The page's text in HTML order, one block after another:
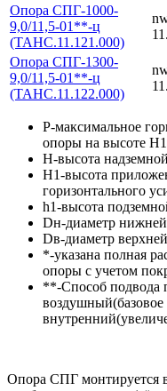
Опора СПГ-1000-
9,0/11,5-01**-ц
(ТАНС.11.121.000)
Опора СПГ-1300-
9,0/11,5-01**-ц
(ТАНС.11.122.000)
Р-максимальное
опоры на высоте Н1
Н-высота
Н1-высота
горизонтального
h1-высота
Dн-диаметр
Dв-диаметр
*-указана полная
опоры с учетом
**-Способ подвода
Опора СПГ монтируется